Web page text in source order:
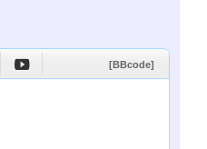
 [BBcode]